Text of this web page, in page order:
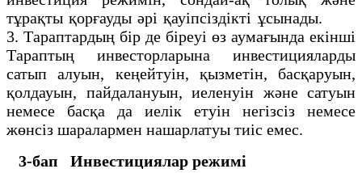
тұрақты қорғауды әрі қауіпсіздікті ұсынады.
3. Тараптардың бір де біреуі өз аумағында екінші
Тараптың инвесторларына инвестицияларды
сатып алуын, кеңейтуін, қызметін, басқаруын,
қолдауын, пайдалануын, иеленуін және сатуын
немесе басқа да иелік етуін негізсіз немесе
жөнсіз шаралармен нашарлатуы тиіс емес.
3-бап
Инвестициялар режимі